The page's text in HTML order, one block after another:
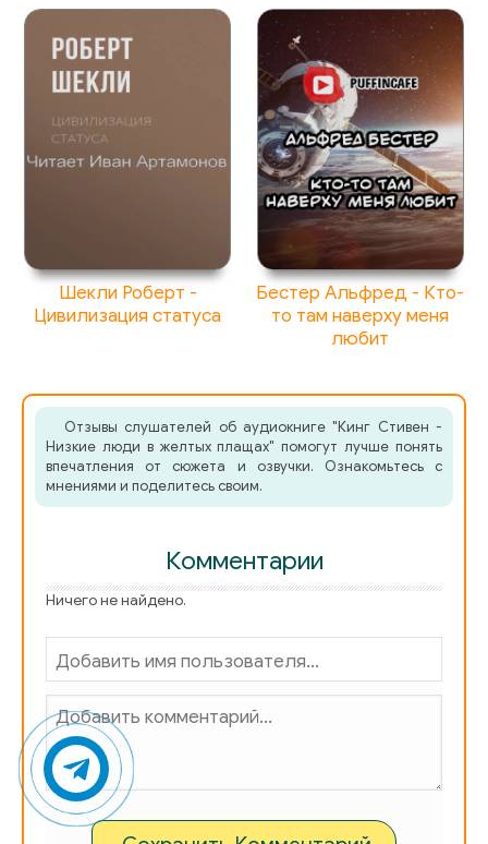
Шекли Роберт -
Цивилизация статуса
Бестер Альфред - Кто-
то там наверху меня
любит
Отзывы слушателей об аудиокниге "Кинг Стивен -
Низкие люди в желтых плащах" помогут лучше понять
впечатления от сюжета и озвучки. Ознакомьтесь с
мнениями и поделитесь своим.
Комментарии
Ничего не найдено.